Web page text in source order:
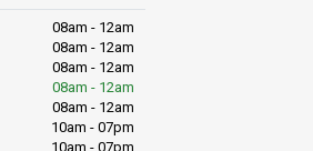
08am - 12am
08am - 12am
08am - 12am
08am - 12am
08am - 12am
10am - 07pm
10am - 07pm